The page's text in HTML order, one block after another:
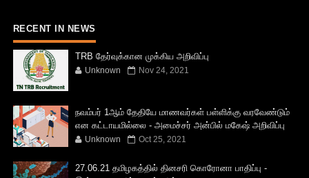
RECENT IN NEWS
TRB தேர்வுக்கான முக்கிய அறிவிப்பு
Unknown Nov 24, 2021
நவம்பர் 1ஆம் தேதியே மாணவர்கள் பள்ளிக்கு வரவேண்டும்
என கட்டாயமில்லை - அமைச்சர் அன்பில் மகேஷ் அறிவிப்பு
Unknown Oct 25, 2021
27.06.21 தமிழகத்தில் தினசரி கொரோனா பாதிப்பு -